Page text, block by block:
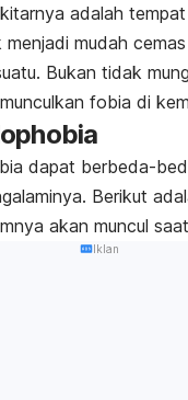
adalah
mudah
Bukan tidak
fobia di
dapat berbeda-
Berikut
akan muncul
Iklan